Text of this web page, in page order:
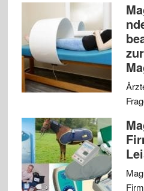
zur